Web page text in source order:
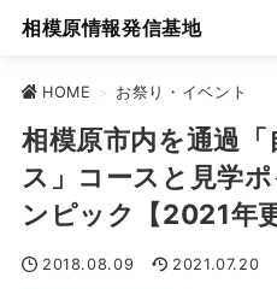
相模原情報発信基地
HOME > お祭り・イベント
相模原市内を通過
ス」コースと見学
ンピック【2021年
2018.08.09 2021.07.20